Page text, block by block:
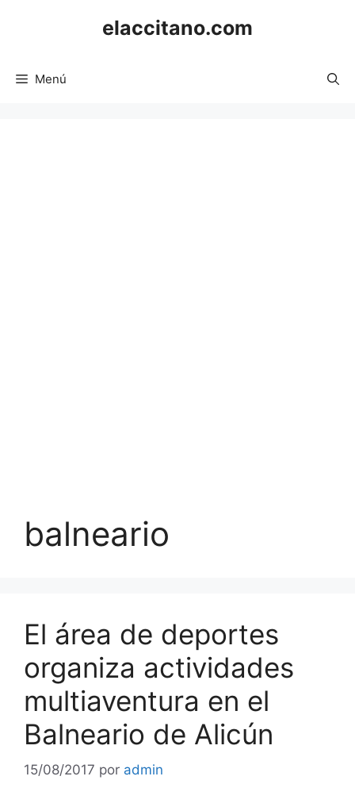
elaccitano.com
Menú
balneario
El área de deportes
organiza actividades
multiaventura en el
Balneario de Alicún
15/08/2017 por admin